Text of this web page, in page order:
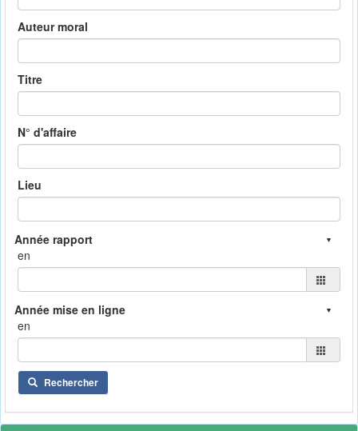
Auteur moral
Titre
N° d'affaire
Lieu
en
en
Rechercher